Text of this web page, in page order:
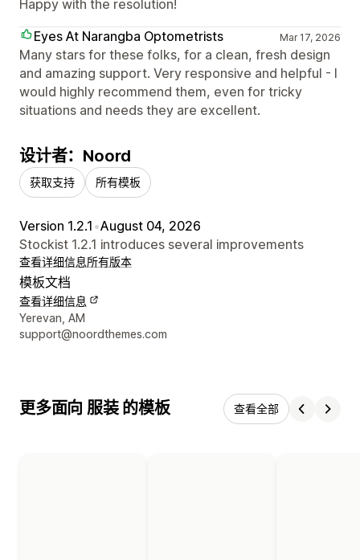
Happy with the resolution!
Eyes At Narangba Optometrists
Mar 17, 2026
Many stars for these folks, for a clean, fresh design
and amazing support. Very responsive and helpful - I
would highly recommend them, even for tricky
situations and needs they are excellent.
设计者：Noord
获取支持 所有模板
Version 1.2.1 •August 04, 2026
Stockist 1.2.1 introduces several improvements
查看详细信息所有版本
模板文档
查看详细信息
设计师联系方式
Yerevan, AM
support@noordthemes.com
更多面向 服装 的模板 查看全部